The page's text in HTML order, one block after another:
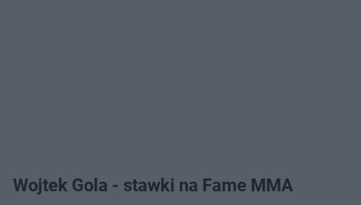
Wojtek Gola - stawki na Fame MMA